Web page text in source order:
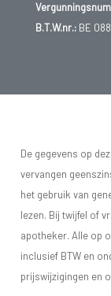
B.T.W.nr.:BE
De gegevens op
vervangen
het gebruik van
lezen. Bij twijfel of
apotheker. Alle op
inclusief BTW en
prijswijzigingen en